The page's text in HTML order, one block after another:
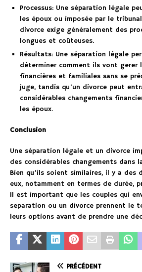
Processus: Une séparation légale
les époux ou imposée par le
divorce exige généralement des
longues et coûteuses.
Résultats: Une séparation légale
déterminer comment ils vont gerer
financières et familiales sans se
juge, tandis qu’un divorce peut
considérables changements
les époux.
Conclusion
Une séparation légale et un divorce
des considérables changements dans
Bien qu’ils soient similaires, il y a des
eux, notamment en termes de durée,
Il est important que les couples qui
separation ou un divorce prennent le
leurs options avant de prendre une
PRÉCÉDENT